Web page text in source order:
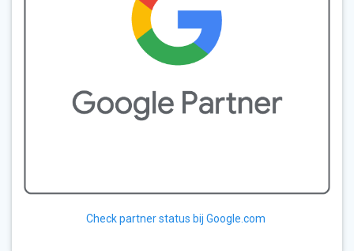
Check partner status bij Google.com